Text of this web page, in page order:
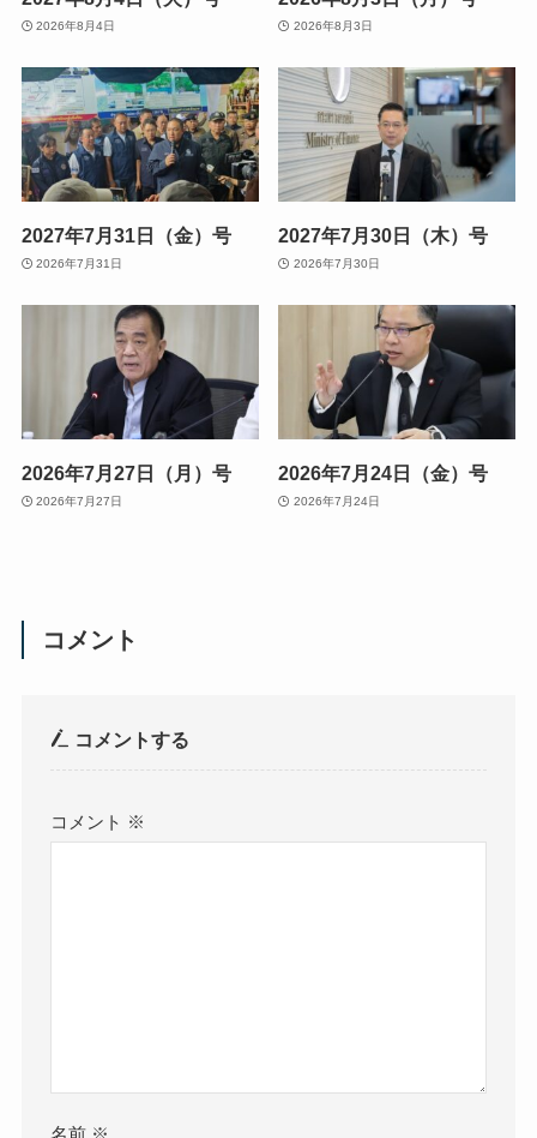
2026年8月4日 2026年8月3日
2027年7月31日（金）号
2026年7月31日
2027年7月30日（木）号
2026年7月30日
2026年7月27日（月）号
2026年7月27日
2026年7月24日（金）号
2026年7月24日
コメント
コメントする
コメント ※
名前 ※